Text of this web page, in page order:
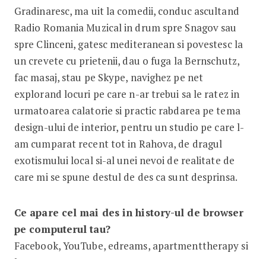
Gradinaresc, ma uit la comedii, conduc ascultand
Radio Romania Muzical in drum spre Snagov sau
spre Clinceni, gatesc mediteranean si povestesc la
un crevete cu prietenii, dau o fuga la Bernschutz,
fac masaj, stau pe Skype, navighez pe net
explorand locuri pe care n-ar trebui sa le ratez in
urmatoarea calatorie si practic rabdarea pe tema
design-ului de interior, pentru un studio pe care l-
am cumparat recent tot in Rahova, de dragul
exotismului local si-al unei nevoi de realitate de
care mi se spune destul de des ca sunt desprinsa.
Ce apare cel mai des in history-ul de browser
pe computerul tau?
Facebook, YouTube, edreams, apartmenttherapy si